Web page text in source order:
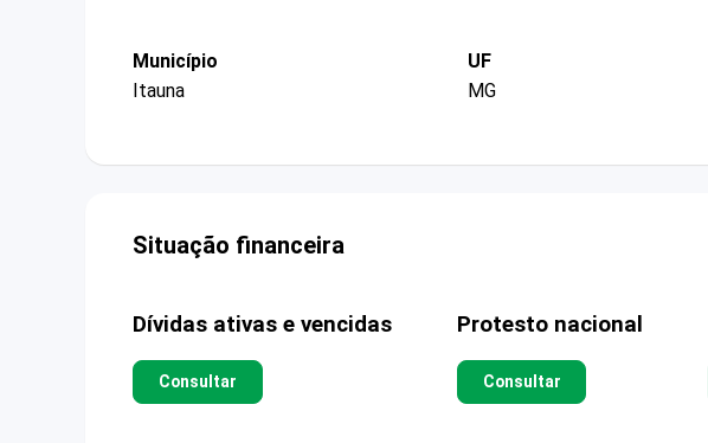
Município
Itauna
UF
MG
Situação financeira
Dívidas ativas e vencidas
Consultar
Protesto nacional
Consultar